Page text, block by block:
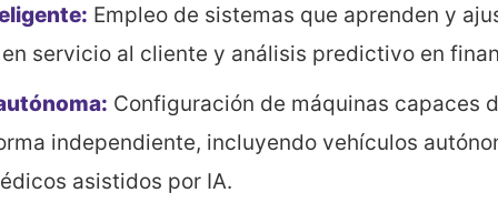
Empleo de sistemas que aprenden y
servicio al cliente y análisis predictivo en
Configuración de máquinas capaces
independiente, incluyendo vehículos
asistidos por IA.